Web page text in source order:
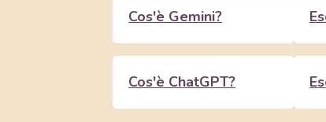
Cos'è Gemini?
Cos'è ChatGPT?